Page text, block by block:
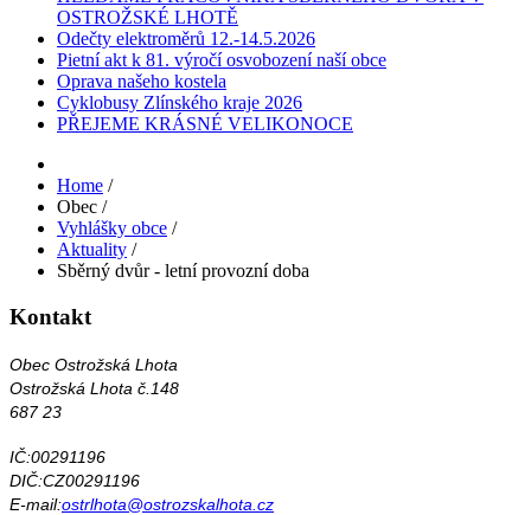
OSTROŽSKÉ LHOTĚ
Odečty elektroměrů 12.-14.5.2026
Pietní akt k 81. výročí osvobození naší obce
Oprava našeho kostela
Cyklobusy Zlínského kraje 2026
PŘEJEME KRÁSNÉ VELIKONOCE
Home /
Obec /
Vyhlášky obce /
Aktuality /
Sběrný dvůr - letní provozní doba
Kontakt
Obec Ostrožská Lhota
Ostrožská Lhota č.148
687 23
IČ:00291196
DIČ:CZ00291196
E-mail:ostrlhota@ostrozskalhota.cz